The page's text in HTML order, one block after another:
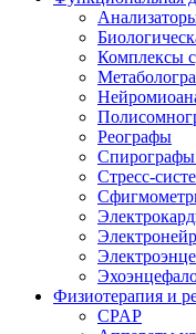
Комплексы
Реографы
Стресс-
Физиотерапия и
CPAP